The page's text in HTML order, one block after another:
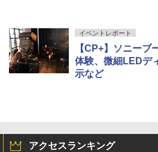
イベントレポート
【CP+】ソニーブ
体験、微細LEDデ
示など
アクセスランキング